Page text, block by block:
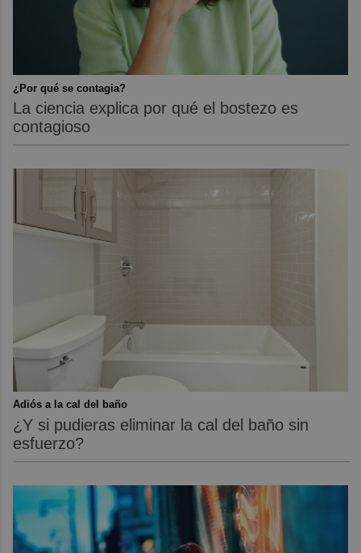
¿Por qué se contagia?
La ciencia explica por qué el bostezo es
contagioso
Adiós a la cal del baño
¿Y si pudieras eliminar la cal del baño sin
esfuerzo?